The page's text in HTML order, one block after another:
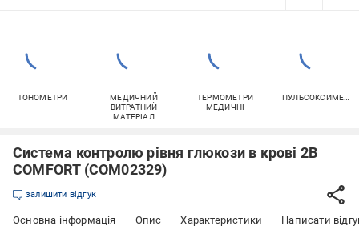
ТОНОМЕТРИ
МЕДИЧНИЙ
ВИТРАТНИЙ
МАТЕРІАЛ
ТЕРМОМЕТРИ
МЕДИЧНІ
Система контролю рівня глюкози в крові 2B
COMFORT (COM02329)
залишити відгук
Основна інформація Опис Характеристики Написати